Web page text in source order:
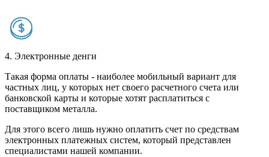
4. Электронные денги
Такая форма оплаты - наиболее мобильный вариант для
частных лиц, у которых нет своего расчетного счета или
банковской карты и которые хотят расплатиться с
поставщиком металла.
Для этого всего лишь нужно оплатить счет по средствам
электронных платежных систем, который представлен
специалистами нашей компании.